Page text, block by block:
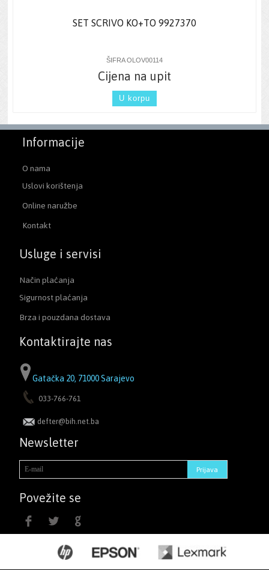
SET SCRIVO KO+TO 9927370
ŠIFRA OLOV00114
Cijena na upit
U korpu
Informacije
O nama
Uslovi korištenja
Online naružbe
Kontakt
Usluge i servisi
Način plaćanja
Sigurnost plaćanja
Brza i pouzdana dostava
Kontaktirajte nas
Gatačka 20, 71000 Sarajevo
033-766-761
defter@bih.net.ba
Newsletter
Povežite se